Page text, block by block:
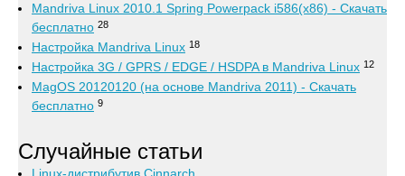
Mandriva Linux 2010.1 Spring Powerpack i586(x86) - Скачать
бесплатно 28
Настройка Mandriva Linux 18
Настройка 3G / GPRS / EDGE / HSDPA в Mandriva Linux 12
MagOS 20120120 (на основе Mandriva 2011) - Скачать
бесплатно 9
Случайные статьи